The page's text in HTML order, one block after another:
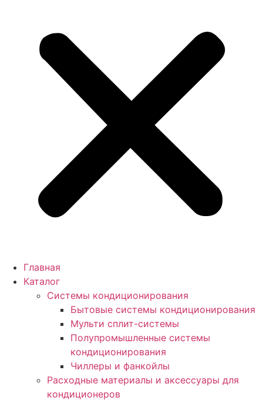
Главная
Каталог
Системы кондиционирования
Бытовые системы кондиционирования
Мульти сплит-системы
Полупромышленные системы
кондиционирования
Чиллеры и фанкойлы
Расходные материалы и аксессуары для
кондиционеров